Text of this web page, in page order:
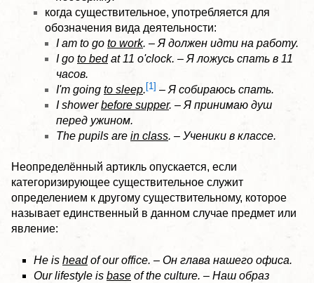
когда существительное, употребляется для
обозначения вида деятельности:
I am to go to work. – Я должен идти на работу.
I go to bedat 11 o'clock. – Я ложусь спать в 11
часов.
I'm going to sleep.[1] – Я собираюсь спать.
I showerbefore supper. – Я принимаю душ
перед ужином.
The pupils are in class. – Ученики в классе.
Неопределённый артикль опускается, если
категоризирующее существительное служит
определением к другому существительному, которое
называет единственный в данном случае предмет или
явление:
He is headof our office. – Он глава нашего офиса.
Our lifestyle is base of the culture. – Наш образ